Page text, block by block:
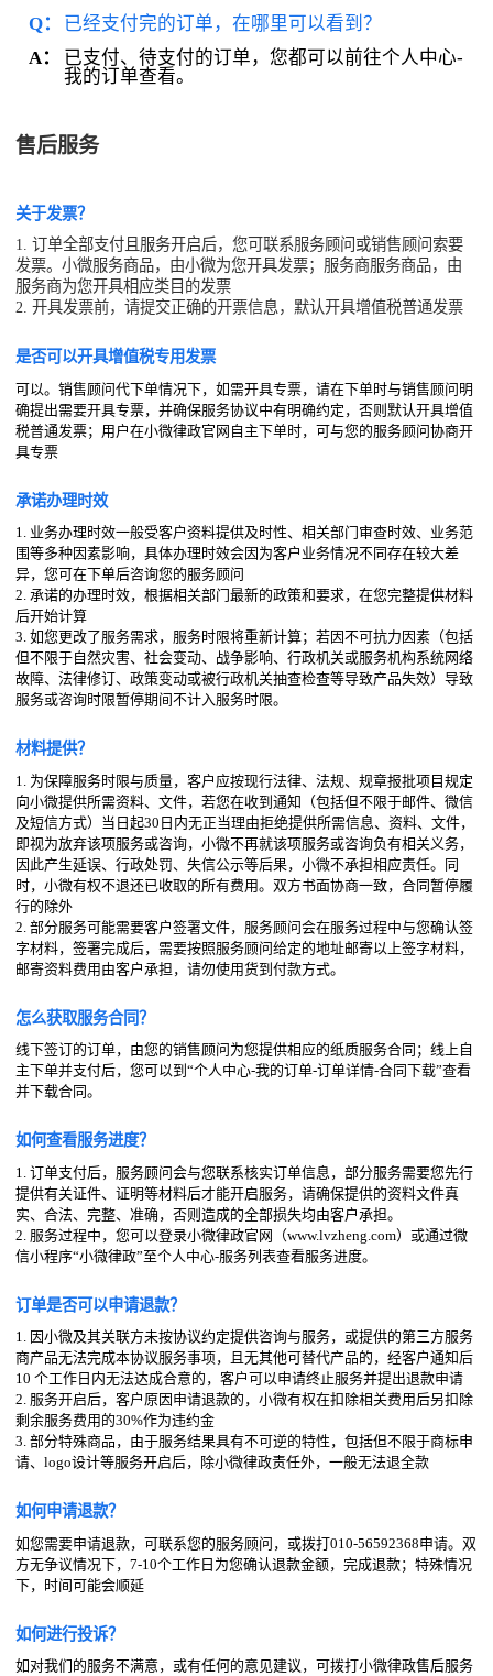
Q：
已经支付完的订单，在哪里可以看到？
A：
已支付、待支付的订单，您都可以前往个人中心-
我的订单查看。
售后服务
关于发票？
1. 订单全部支付且服务开启后，您可联系服务顾问或销售顾问索要
发票。小微服务商品，由小微为您开具发票；服务商服务商品，由
服务商为您开具相应类目的发票
2. 开具发票前，请提交正确的开票信息，默认开具增值税普通发票
是否可以开具增值税专用发票
可以。销售顾问代下单情况下，如需开具专票，请在下单时与销售顾问明
确提出需要开具专票，并确保服务协议中有明确约定，否则默认开具增值
税普通发票；用户在小微律政官网自主下单时，可与您的服务顾问协商开
具专票
承诺办理时效
1. 业务办理时效一般受客户资料提供及时性、相关部门审查时效、业务范
围等多种因素影响，具体办理时效会因为客户业务情况不同存在较大差
异，您可在下单后咨询您的服务顾问
2. 承诺的办理时效，根据相关部门最新的政策和要求，在您完整提供材料
后开始计算
3. 如您更改了服务需求，服务时限将重新计算；若因不可抗力因素（包括
但不限于自然灾害、社会变动、战争影响、行政机关或服务机构系统网络
故障、法律修订、政策变动或被行政机关抽查检查等导致产品失效）导致
服务或咨询时限暂停期间不计入服务时限。
材料提供？
1. 为保障服务时限与质量，客户应按现行法律、法规、规章报批项目规定
向小微提供所需资料、文件，若您在收到通知（包括但不限于邮件、微信
及短信方式）当日起30日内无正当理由拒绝提供所需信息、资料、文件，
即视为放弃该项服务或咨询，小微不再就该项服务或咨询负有相关义务，
因此产生延误、行政处罚、失信公示等后果，小微不承担相应责任。同
时，小微有权不退还已收取的所有费用。双方书面协商一致，合同暂停履
行的除外
2. 部分服务可能需要客户签署文件，服务顾问会在服务过程中与您确认签
字材料，签署完成后，需要按照服务顾问给定的地址邮寄以上签字材料，
邮寄资料费用由客户承担，请勿使用货到付款方式。
怎么获取服务合同？
线下签订的订单，由您的销售顾问为您提供相应的纸质服务合同；线上自
主下单并支付后，您可以到“个人中心-我的订单-订单详情-合同下载”查看
并下载合同。
如何查看服务进度？
1. 订单支付后，服务顾问会与您联系核实订单信息，部分服务需要您先行
提供有关证件、证明等材料后才能开启服务，请确保提供的资料文件真
实、合法、完整、准确，否则造成的全部损失均由客户承担。
2. 服务过程中，您可以登录小微律政官网（www.lvzheng.com）或通过微
信小程序“小微律政”至个人中心-服务列表查看服务进度。
订单是否可以申请退款？
1. 因小微及其关联方未按协议约定提供咨询与服务，或提供的第三方服务
商产品无法完成本协议服务事项，且无其他可替代产品的，经客户通知后
10 个工作日内无法达成合意的，客户可以申请终止服务并提出退款申请
2. 服务开启后，客户原因申请退款的，小微有权在扣除相关费用后另扣除
剩余服务费用的30%作为违约金
3. 部分特殊商品，由于服务结果具有不可逆的特性，包括但不限于商标申
请、logo设计等服务开启后，除小微律政责任外，一般无法退全款
如何申请退款？
如您需要申请退款，可联系您的服务顾问，或拨打010-56592368申请。双
方无争议情况下，7-10个工作日为您确认退款金额，完成退款；特殊情况
下，时间可能会顺延
如何进行投诉？
如对我们的服务不满意，或有任何的意见建议，可拨打小微律政售后服务